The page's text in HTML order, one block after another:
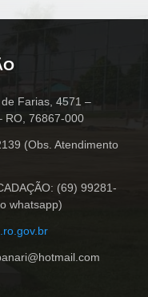
Farias, 4571 –
RO, 76867-000
(Obs. Atendimento
(69) 99281-
whatsapp)